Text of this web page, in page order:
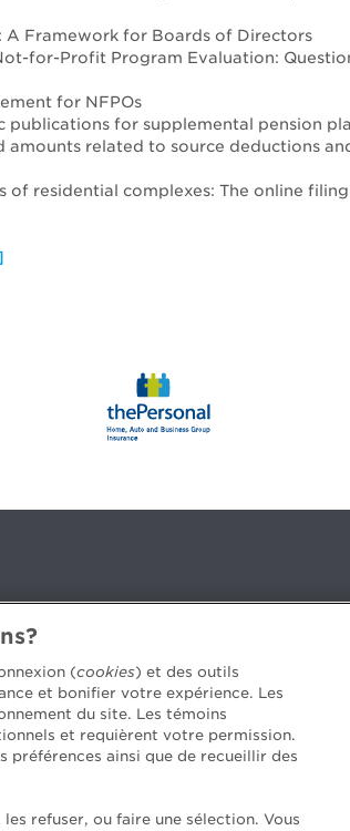
A Framework for Boards of Directors
for-Profit Program Evaluation:
for NFPOs
publications for supplemental pension
amounts related to source deductions
of residential complexes: The online
(cookies) et des outils
et bonifier votre expérience. Les
du site. Les témoins
et requièrent votre permission.
préférences ainsi que de recueillir des
refuser, ou faire une sélection. Vous